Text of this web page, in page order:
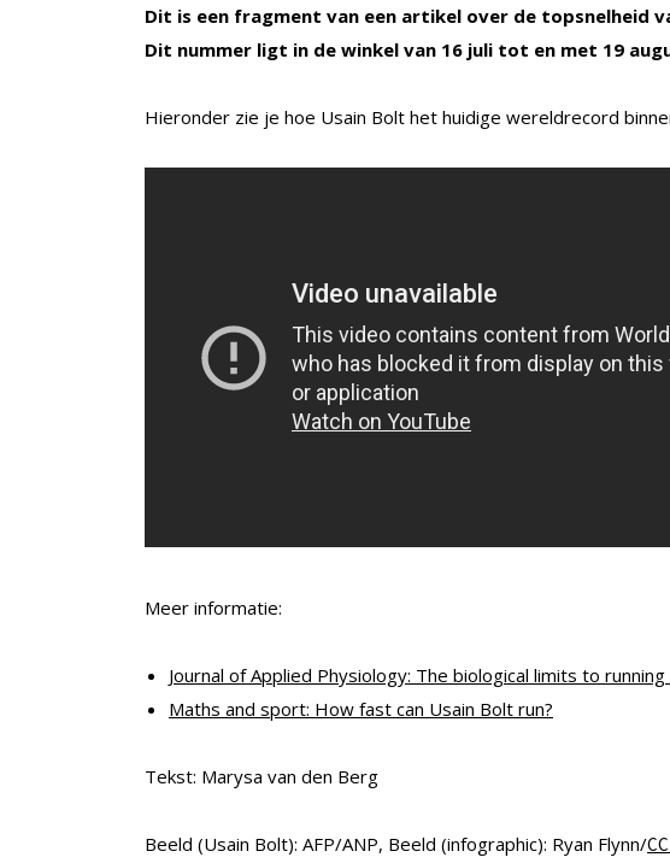
Dit is een fragment van een artikel over de topsnelheid
Dit nummer ligt in de winkel van 16 juli tot en met 19
Hieronder zie je hoe Usain Bolt het huidige wereldrecord
Meer informatie:
Journal of Applied Physiology: The biological limits to
Maths and sport: How fast can Usain Bolt run?
Tekst: Marysa van den Berg
Beeld (Usain Bolt): AFP/ANP, Beeld (infographic): Ryan Flynn/